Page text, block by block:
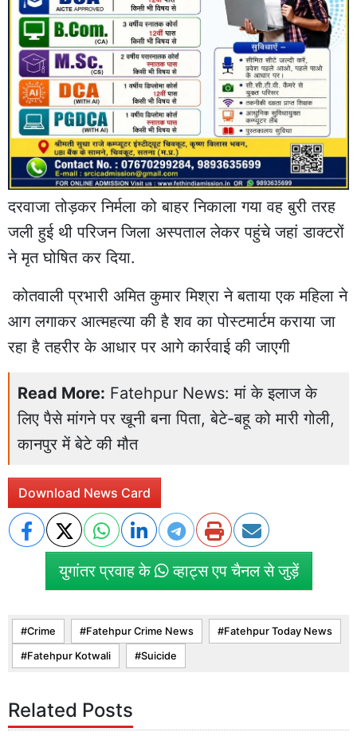
दरवाजा तोड़कर निर्मला को बाहर निकाला गया वह बुरी तरह
जली हुई थी परिजन जिला अस्पताल लेकर पहुंचे जहां डाक्टरों
ने मृत घोषित कर दिया.
कोतवाली प्रभारी अमित कुमार मिश्रा ने बताया एक महिला ने
आग लगाकर आत्महत्या की है शव का पोस्टमार्टम कराया जा
रहा है तहरीर के आधार पर आगे कार्रवाई की जाएगी
Read More: Fatehpur News: मां के इलाज के
लिए पैसे मांगने पर खूनी बना पिता, बेटे-बहू को मारी गोली,
कानपुर में बेटे की मौत
Download News Card
युगांतर प्रवाह के व्हाट्स एप चैनल से जुड़ें
Crime Fatehpur Crime News Fatehpur Today News
Fatehpur Kotwali Suicide
Related Posts